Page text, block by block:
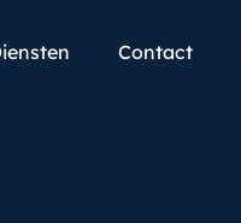
Contact